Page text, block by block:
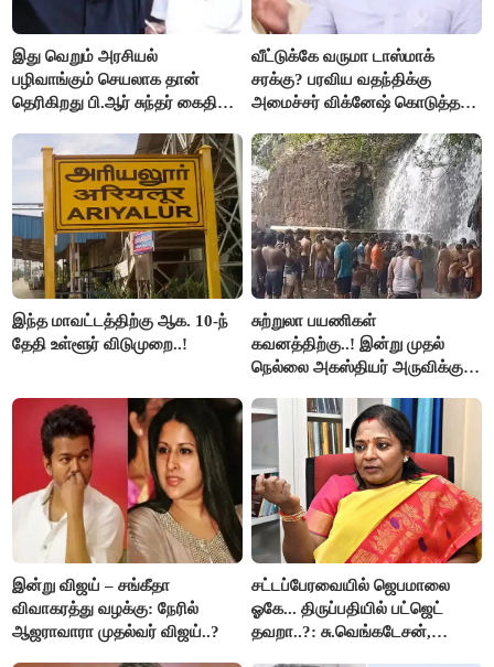
இது வெறும் அரசியல்
பழிவாங்கும் செயலாக தான்
தெரிகிறது பி.ஆர் சுந்தர் கைதிற்கு
வீட்டுக்கே வருமா டாஸ்மாக்
சரக்கு? பரவிய வதந்திக்கு
அமைச்சர் விக்னேஷ் கொடுத்த
இந்த மாவட்டத்திற்கு ஆக. 10-ந்
தேதி உள்ளூர் விடுமுறை..!
சுற்றுலா பயணிகள்
கவனத்திற்கு..! இன்று முதல்
நெல்லை அகஸ்தியர் அருவிக்கு
இன்று விஜய் – சங்கீதா
விவாகரத்து வழக்கு: நேரில்
ஆஜராவாரா முதல்வர் விஜய்..?
சட்டப்பேரவையில் ஜெபமாலை
ஓகே... திருப்பதியில் பட்ஜெட்
தவறா..?: சு.வெங்கடேசன்,